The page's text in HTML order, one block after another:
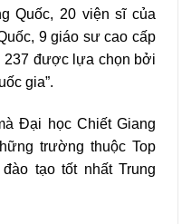
Quốc, 20 viện sĩ của
9 giáo sư cao cấp
237 được lựa chọn bởi
gia”.
Đại học Chiết Giang
trường thuộc Top
tạo tốt nhất Trung